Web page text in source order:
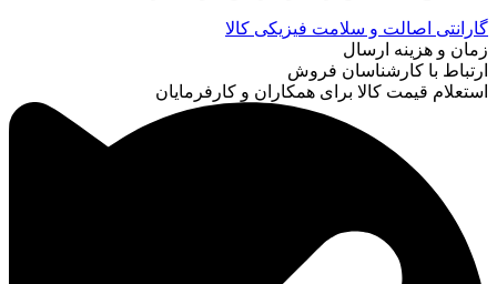
گارانتی اصالت و سلامت فیزیکی کالا
زمان و هزینه ارسال
ارتباط با کارشناسان فروش
استعلام قیمت کالا برای همکاران و کارفرمایان